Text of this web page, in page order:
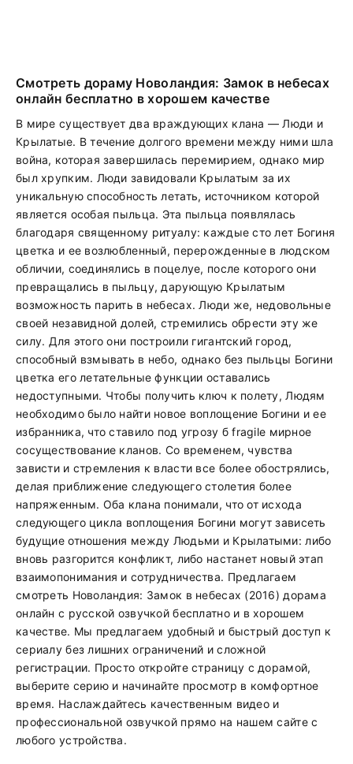
Смотреть дораму Новоландия: Замок в небесах
онлайн бесплатно в хорошем качестве
В мире существует два враждующих клана — Люди и
Крылатые. В течение долгого времени между ними шла
война, которая завершилась перемирием, однако мир
был хрупким. Люди завидовали Крылатым за их
уникальную способность летать, источником которой
является особая пыльца. Эта пыльца появлялась
благодаря священному ритуалу: каждые сто лет Богиня
цветка и ее возлюбленный, перерожденные в людском
обличии, соединялись в поцелуе, после которого они
превращались в пыльцу, дарующую Крылатым
возможность парить в небесах. Люди же, недовольные
своей незавидной долей, стремились обрести эту же
силу. Для этого они построили гигантский город,
способный взмывать в небо, однако без пыльцы Богини
цветка его летательные функции оставались
недоступными. Чтобы получить ключ к полету, Людям
необходимо было найти новое воплощение Богини и ее
избранника, что ставило под угрозу б fragile мирное
сосуществование кланов. Со временем, чувства
зависти и стремления к власти все более обострялись,
делая приближение следующего столетия более
напряженным. Оба клана понимали, что от исхода
следующего цикла воплощения Богини могут зависеть
будущие отношения между Людьми и Крылатыми: либо
вновь разгорится конфликт, либо настанет новый этап
взаимопонимания и сотрудничества. Предлагаем
смотреть Новоландия: Замок в небесах (2016) дорама
онлайн с русской озвучкой бесплатно и в хорошем
качестве. Мы предлагаем удобный и быстрый доступ к
сериалу без лишних ограничений и сложной
регистрации. Просто откройте страницу с дорамой,
выберите серию и начинайте просмотр в комфортное
время. Наслаждайтесь качественным видео и
профессиональной озвучкой прямо на нашем сайте с
любого устройства.